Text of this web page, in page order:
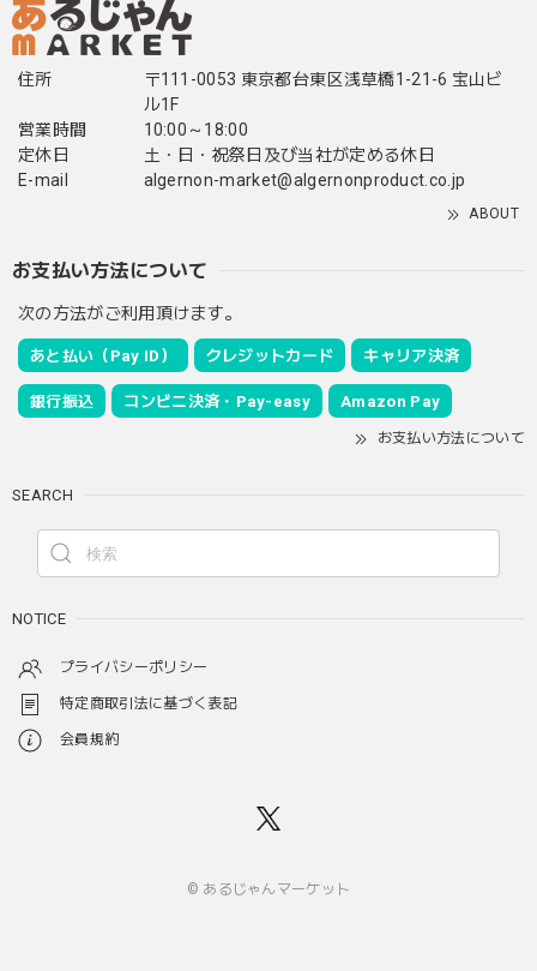
住所
〒111-0053 東京都台東区浅草橋1-21-6 宝山ビ
ル1F
営業時間
10:00～18:00
定休日
土・日・祝祭日及び当社が定める休日
E-mail
algernon-market@algernonproduct.co.jp
ABOUT
お支払い方法について
次の方法がご利用頂けます。
あと払い（Pay ID） クレジットカード キャリア決済
銀行振込 コンビニ決済・Pay-easy Amazon Pay
お支払い方法について
SEARCH
NOTICE
プライバシーポリシー
特定商取引法に基づく表記
会員規約
© あるじゃんマーケット